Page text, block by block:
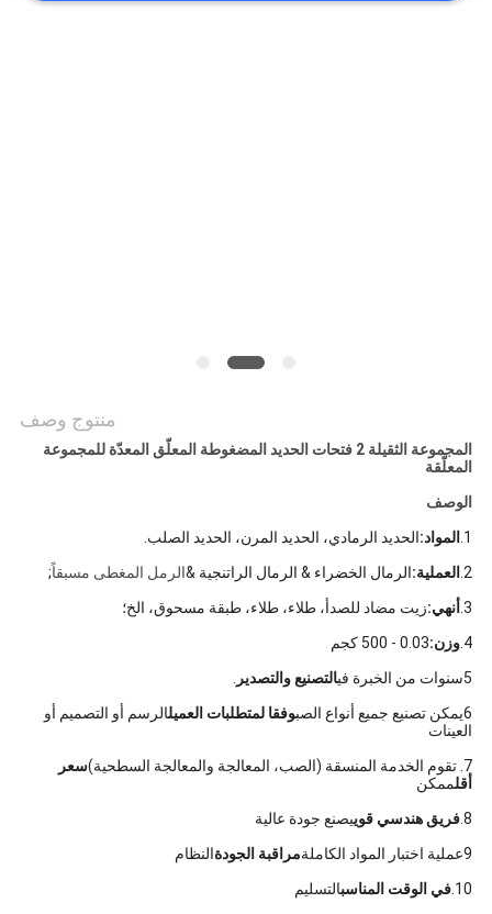
منتوج وصف
المجموعة الثقيلة 2 فتحات الحديد المضغوطة المعلّق المعدّة للمجموعة
المعلّقة
الوصف
1. المواد:الحديد الرمادي، الحديد المرن، الحديد الصلب.
2.العملية:الرمال الخضراء & الرمال الراتنجية &الرمل المغطى مسبقاً;
3.أنهي:زيت مضاد للصدأ، طلاء، طلاء، طبقة مسحوق، الخ؛
4. وزن:0.03 - 500 كجم
5سنوات من الخبرة في
التصنيع والتصدير .
6يمكن تصنيع جميع أنواع الصب
وفقا لمتطلبات العميلالرسم أو التصميم أو
العينات
7. تقوم الخدمة المنسقة (الصب، المعالجة والمعالجة السطحية)
سعر
أقلممكن
8.فريق هندسي قوييصنع جودة عالية
9عملية اختبار المواد الكاملة
مراقبة الجودةالنظام
10. في الوقت المناسبالتسليم